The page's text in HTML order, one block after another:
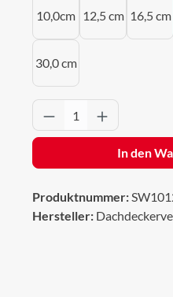
10,0cm 12,5 cm 16,5 cm
30,0 cm
Produkt Anzahl:
In den
Produktnummer:
Hersteller: